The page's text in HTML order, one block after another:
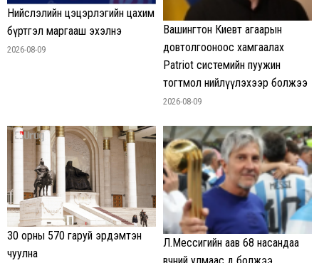
Нийслэлийн цэцэрлэгийн цахим
бүртгэл маргааш эхэлнэ
2026-08-09
Вашингтон Киевт агаарын
довтолгооноос хамгаалах
Patriot системийн пуужин
тогтмол нийлүүлэхээр болжээ
2026-08-09
30 орны 570 гаруй эрдэмтэн
чуулна
Л.Мессигийн аав 68 насандаа
өвчний улмаас өөд болжээ